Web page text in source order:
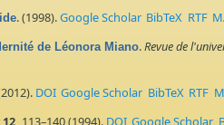
. (1998).Google Scholar BibTeX RTF
de Léonora Miano.Revue de
DOI Google Scholar BibTeX RTF
12, 113–140 (1994). DOI Google Scholar